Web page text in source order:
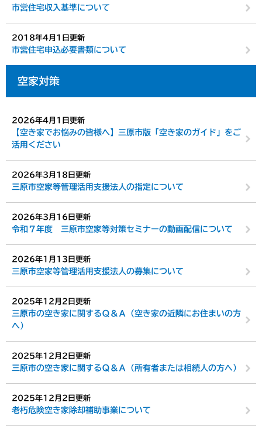
市営住宅収入基準について
2018年4月1日更新
市営住宅申込必要書類について
空家対策
2026年4月1日更新
【空き家でお悩みの皆様へ】三原市版「空き家のガイド」をご
活用ください
2026年3月18日更新
三原市空家等管理活用支援法人の指定について
2026年3月16日更新
令和７年度 三原市空家等対策セミナーの動画配信について
2026年1月13日更新
三原市空家等管理活用支援法人の募集について
2025年12月2日更新
三原市の空き家に関するＱ＆Ａ（空き家の近隣にお住まいの方
へ）
2025年12月2日更新
三原市の空き家に関するＱ＆Ａ（所有者または相続人の方へ）
2025年12月2日更新
老朽危険空き家除却補助事業について